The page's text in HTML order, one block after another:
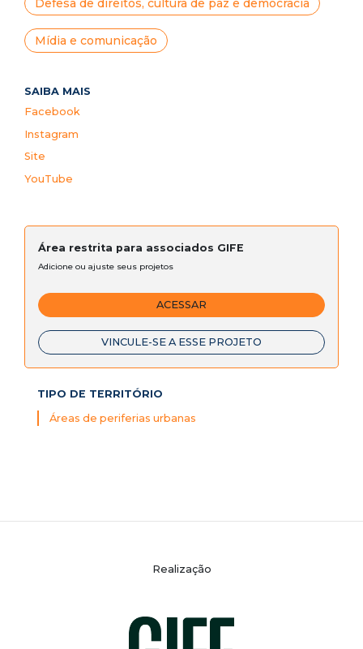
Mídia e comunicação
SAIBA MAIS
Facebook
Instagram
Site
YouTube
Área restrita para associados GIFE
Adicione ou ajuste seus projetos
ACESSAR
VINCULE-SE A ESSE PROJETO
TIPO DE TERRITÓRIO
Áreas de periferias urbanas
Realização